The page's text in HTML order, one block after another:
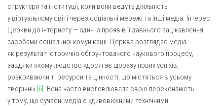
структури та інституції, коли вони ведуть діяльність
у віртуальному світі через соціальні мережі та інші медіа. Інтерес
Церкви до інтернету — один із проявів її давнього зацікавлення
засобами соціальної комунікації. Церква розглядає медіа
як результат історично обґрунтованого наукового процесу,
завдяки якому людство «досягає щоразу нових успіхів,
розкриваючи ті ресурси та цінності, що містяться в усьому
творінні» [6] . Вона часто висловлювала свою переконаність
у тому, що сучасні медіа є «дивовижними технічними